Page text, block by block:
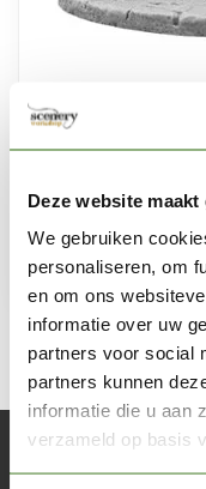
Deze website
We gebruiken
personaliseren, om
en om ons
informatie over uw
partners voor social
partners kunnen
informatie die u aan
verzameld op basis
Ruins of the Prison